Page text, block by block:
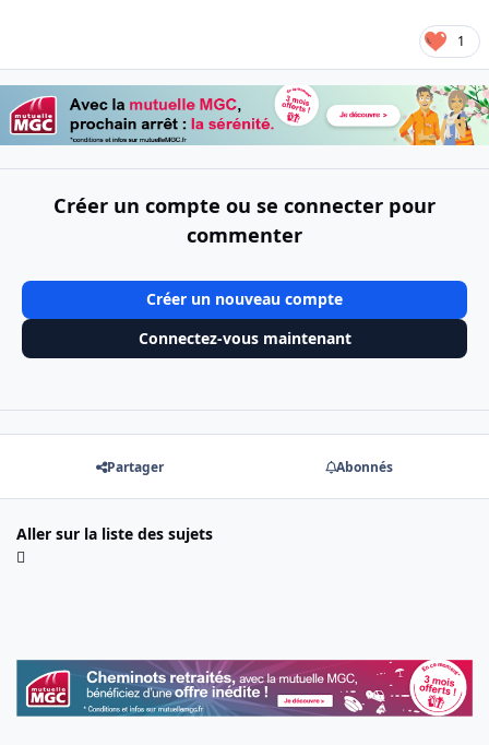
1
Créer un compte ou se connecter pour
commenter
Créer un nouveau compte
Connectez-vous maintenant
Partager Abonnés
Aller sur la liste des sujets